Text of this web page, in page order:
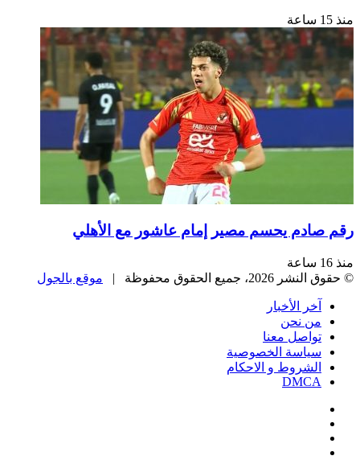
منذ 15 ساعة
رقم صادم يحسم مصير إمام عاشور مع الأهلي
منذ 16 ساعة
© حقوق النشر 2026، جميع الحقوق محفوظة |
موقع بالجول
آخر الأخبار
من نحن
تواصل معنا
سياسة الخصوصية
الشروط و الاحكام
DMCA